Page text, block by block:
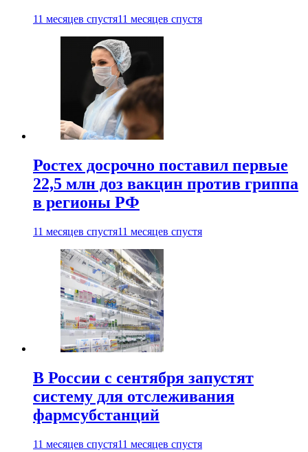
11 месяцев спустя11 месяцев спустя
Ростех досрочно поставил первые
22,5 млн доз вакцин против гриппа
в регионы РФ
11 месяцев спустя11 месяцев спустя
В России с сентября запустят
систему для отслеживания
фармсубстанций
11 месяцев спустя11 месяцев спустя